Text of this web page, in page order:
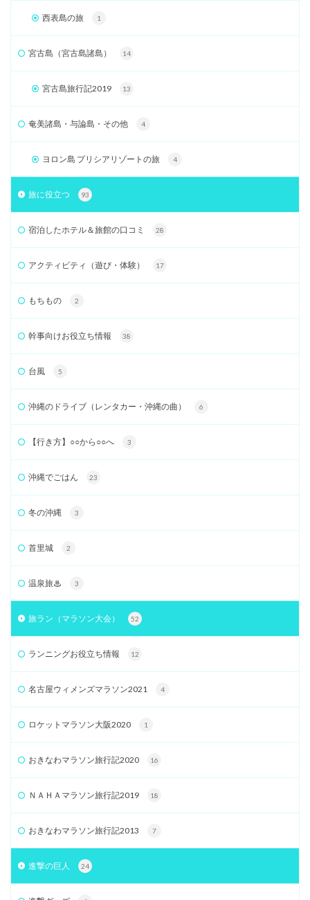
西表島の旅 1
宮古島（宮古島諸島） 14
宮古島旅行記2019 13
奄美諸島・与論島・その他 4
ヨロン島 プリシアリゾートの旅 4
旅に役立つ 93
宿泊したホテル＆旅館の口コミ 28
アクティビティ（遊び・体験） 17
もちもの 2
幹事向けお役立ち情報 38
台風 5
沖縄のドライブ（レンタカー・沖縄の曲） 6
【行き方】○○から○○へ 3
沖縄でごはん 23
冬の沖縄 3
首里城 2
温泉旅♨ 3
旅ラン（マラソン大会） 52
ランニングお役立ち情報 12
名古屋ウィメンズマラソン2021 4
ロケットマラソン大阪2020 1
おきなわマラソン旅行記2020 16
ＮＡＨＡマラソン旅行記2019 18
おきなわマラソン旅行記2013 7
進撃の巨人 24